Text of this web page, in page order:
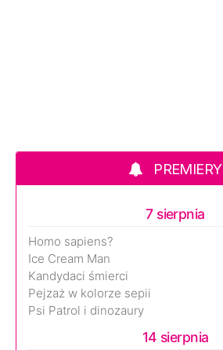
PREMIERY
7 sierpnia
Homo sapiens?
Ice Cream Man
Kandydaci śmierci
Pejzaż w kolorze sepii
Psi Patrol i dinozaury
14 sierpnia